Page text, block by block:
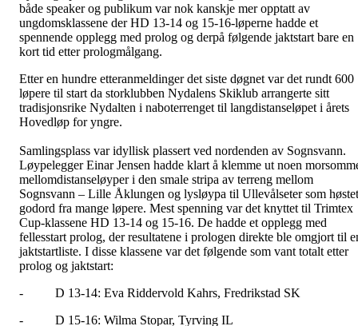
både speaker og publikum var nok kanskje mer opptatt av
ungdomsklassene der HD 13-14 og 15-16-løperne hadde et
spennende opplegg med prolog og derpå følgende jaktstart bare en
kort tid etter prologmålgang.
Etter en hundre etteranmeldinger det siste døgnet var det rundt 600
løpere til start da storklubben Nydalens Skiklub arrangerte sitt
tradisjonsrike Nydalten i naboterrenget til langdistanseløpet i årets
Hovedløp for yngre.
Samlingsplass var idyllisk plassert ved nordenden av Sognsvann.
Løypelegger Einar Jensen hadde klart å klemme ut noen
mellomdistanseløyper i den smale stripa av terreng mellom
Sognsvann – Lille Åklungen og lysløypa til Ullevålseter som høstet
godord fra mange løpere. Mest spenning var det knyttet til Trimtex
Cup-klassene HD 13-14 og 15-16. De hadde et opplegg med
fellesstart prolog, der resultatene i prologen direkte ble omgjort til
jaktstartliste. I disse klassene var det følgende som vant totalt etter
prolog og jaktstart:
- D 13-14: Eva Riddervold Kahrs, Fredrikstad SK
- D 15-16: Wilma Stopar, Tyrving IL